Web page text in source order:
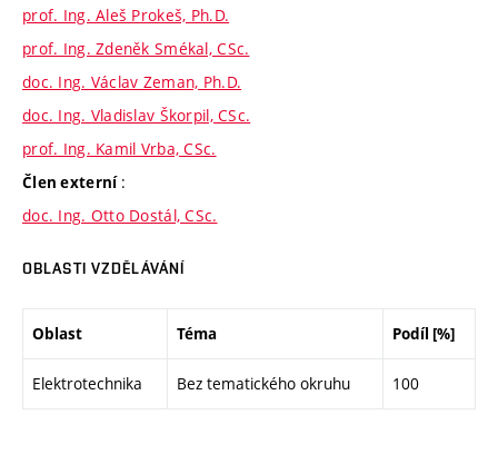
prof. Ing. Aleš Prokeš, Ph.D.
prof. Ing. Zdeněk Smékal, CSc.
doc. Ing. Václav Zeman, Ph.D.
doc. Ing. Vladislav Škorpil, CSc.
prof. Ing. Kamil Vrba, CSc.
Člen externí :
doc. Ing. Otto Dostál, CSc.
OBLASTI VZDĚLÁVÁNÍ
Oblast Téma Podíl [%]
Elektrotechnika Bez tematického okruhu 100